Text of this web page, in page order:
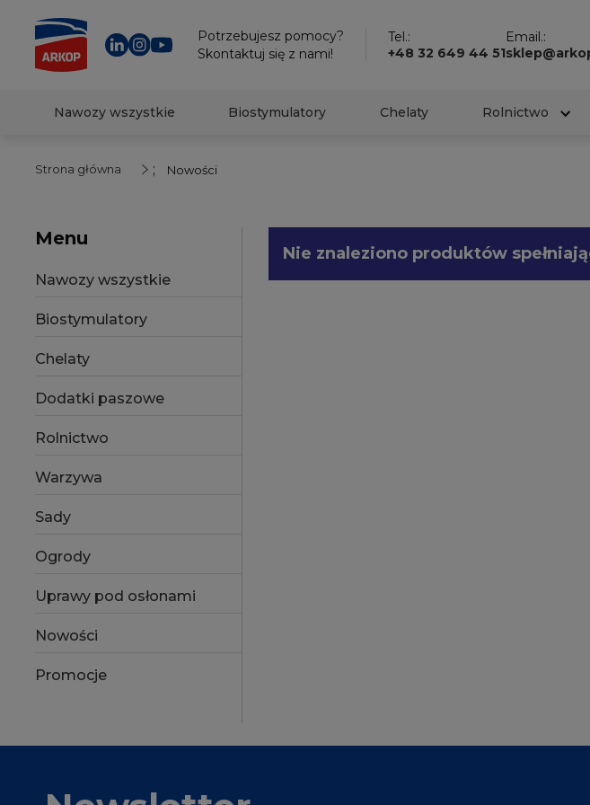
Potrzebujesz pomocy?
Skontaktuj się z nami!
Tel.:
+48 32 649 44 51
Email.:
Nawozy wszystkie Biostymulatory Chelaty Rolnictwo
Strona główna ; Nowości
Menu
Nawozy wszystkie
Biostymulatory
Chelaty
Dodatki paszowe
Rolnictwo
Warzywa
Sady
Ogrody
Uprawy pod osłonami
Nowości
Promocje
Nie znaleziono produktów